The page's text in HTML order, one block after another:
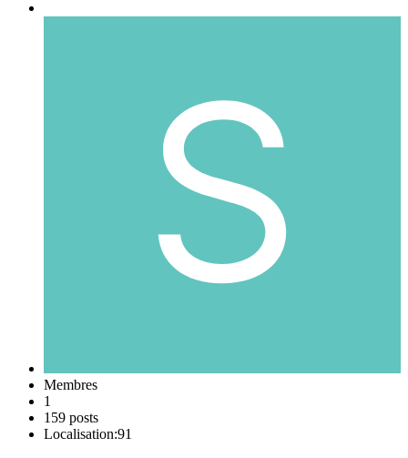
Membres
1
159 posts
Localisation:91